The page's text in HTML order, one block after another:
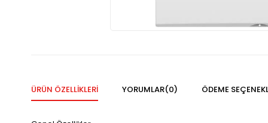
ÜRÜN ÖZELLIKLERI YORUMLAR(0) ÖDEME